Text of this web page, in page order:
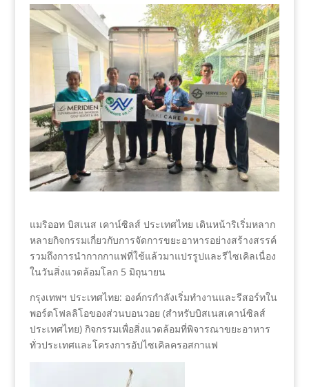
แมริออท บิสเนส เคาน์ซิลส์ ประเทศไทย เดินหน้าริเริ่มหลาก
หลายกิจกรรมเกี่ยวกับการจัดการขยะอาหารอย่างสร้างสรรค์
รวมถึงการนำกากกาแฟที่ใช้แล้วมาแปรรูปและรีไซเคิลเนื่อง
ในวันสิ่งแวดล้อมโลก 5 มิถุนายน
กรุงเทพฯ ประเทศไทย: องค์กรกำลังเริ่มทำงานและรีสอร์ทใน
พอร์ตโฟลลิโอของส่วนบอนวอย (สำหรับบิสเนสเคาน์ซิลส์
ประเทศไทย) กิจกรรมเพื่อสิ่งแวดล้อมที่พิจารณาขยะอาหาร
ทั่วประเทศและโครงการอัปไซเคิลครอสกาแฟ